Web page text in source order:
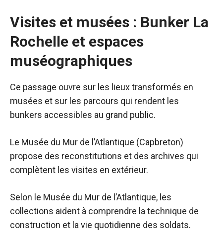
Visites et musées : Bunker La
Rochelle et espaces
muséographiques
Ce passage ouvre sur les lieux transformés en
musées et sur les parcours qui rendent les
bunkers accessibles au grand public.
Le Musée du Mur de l’Atlantique (Capbreton)
propose des reconstitutions et des archives qui
complètent les visites en extérieur.
Selon le Musée du Mur de l’Atlantique, les
collections aident à comprendre la technique de
construction et la vie quotidienne des soldats.